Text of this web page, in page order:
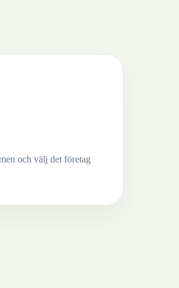
och välj det företag